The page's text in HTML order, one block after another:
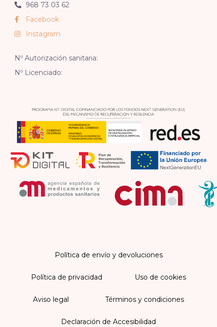
968 73 03 62
Facebook
Instagram
Nº Autorización sanitaria:
Nº Licenciado:
Política de envío y devoluciones
Política de privacidad Uso de cookies
Aviso legal Términos y condiciones
Declaración de Accesibilidad